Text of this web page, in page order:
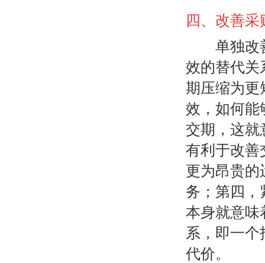
四、改善
单独改善
效的替代关
期压缩为更
效，如何能
交期，这就
有利于改善
更为昂贵的
务；第四，
本身就意味
系，即一
代价。